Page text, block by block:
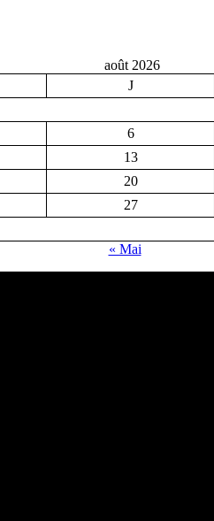
août 2026
J
6
13
20
27
« Mai